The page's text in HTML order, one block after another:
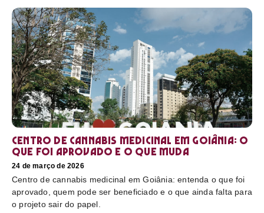
Centro de cannabis medicinal em Goiânia: o
que foi aprovado e o que muda
24 de março de 2026
Centro de cannabis medicinal em Goiânia: entenda o que foi
aprovado, quem pode ser beneficiado e o que ainda falta para
o projeto sair do papel.